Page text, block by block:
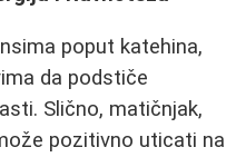
poput katehina,
da podstiče
Slično, matičnjak,
pozitivno uticati na